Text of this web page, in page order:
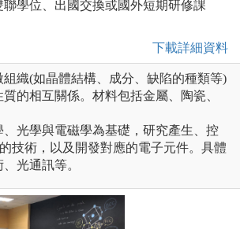
學位、出國交換或國外短期研修課
下載詳細資料
織(如晶體結構、成分、缺陷的種類等)
的相互關係。材料包括金屬、陶瓷、
光學與電磁學為基礎，研究產生、控
技術，以及開發對應的電子元件。具體
光通訊等。